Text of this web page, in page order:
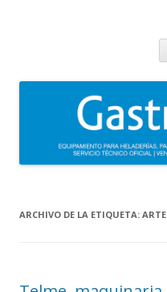
de maquinaria para
ARCHIVO DE LA ETIQUETA: